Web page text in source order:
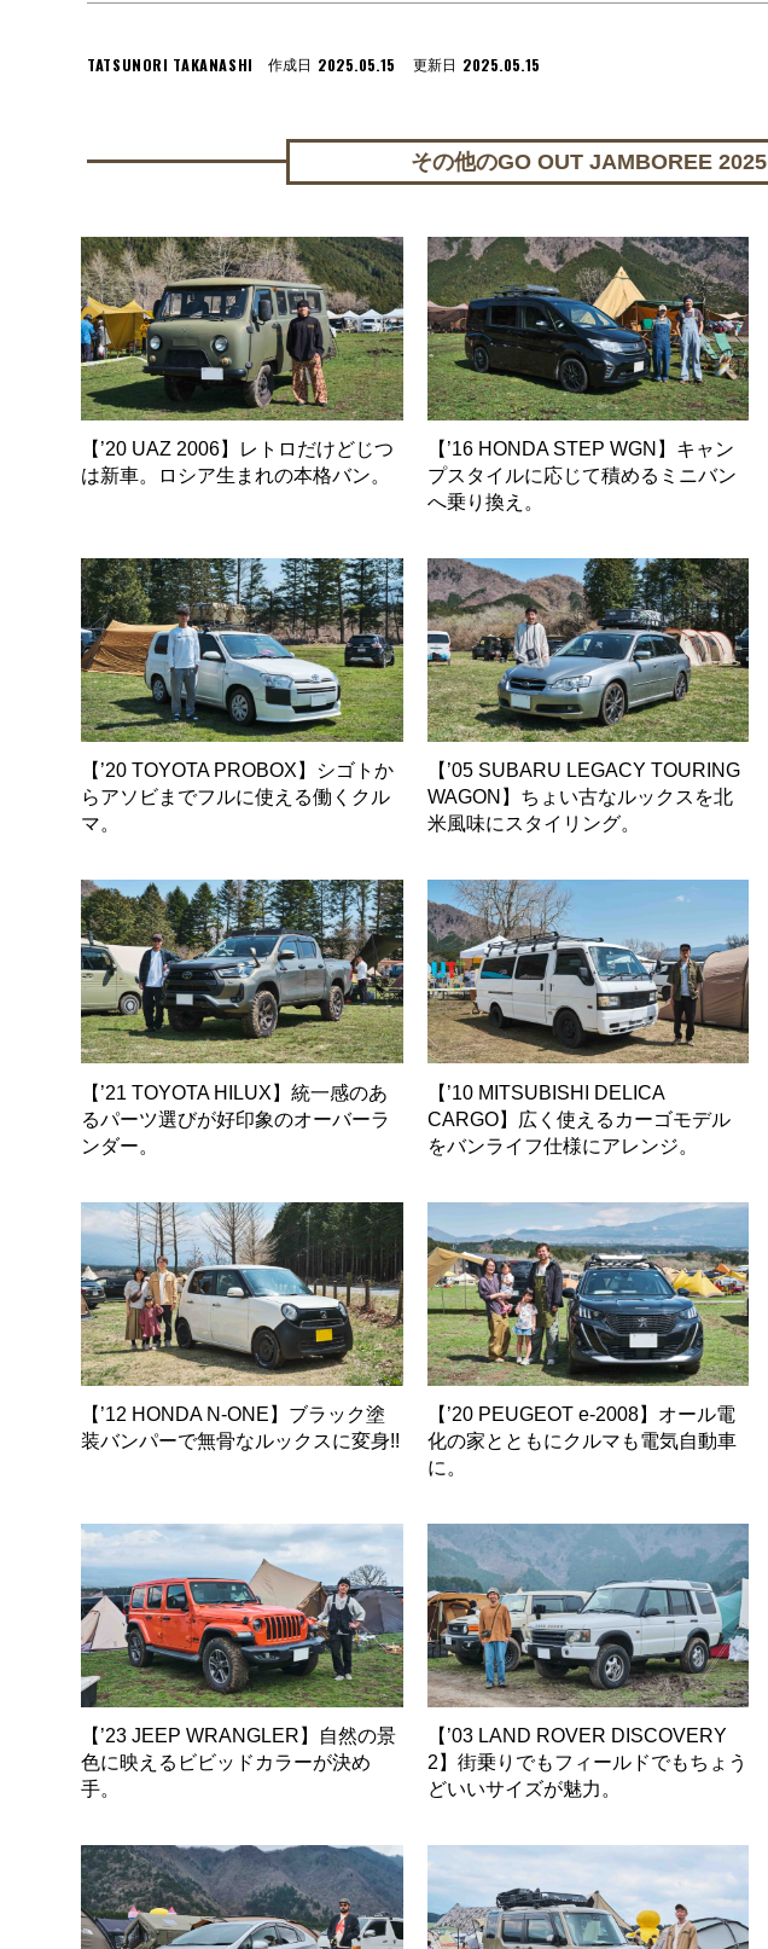
TATSUNORI TAKANASHI 作成日 2025.05.15 更新日 2025.05.15
その他のGO OUT JAMBOREE 2025
【’20 UAZ 2006】レトロだけどじつ
は新車。ロシア生まれの本格バン。
【’16 HONDA STEP WGN】キャン
プスタイルに応じて積めるミニバン
へ乗り換え。
【’20 TOYOTA PROBOX】シゴトか
らアソビまでフルに使える働くクル
マ。
【’05 SUBARU LEGACY TOURING
WAGON】ちょい古なルックスを北
米風味にスタイリング。
【’21 TOYOTA HILUX】統一感のあ
るパーツ選びが好印象のオーバーラ
ンダー。
【’10 MITSUBISHI DELICA
CARGO】広く使えるカーゴモデル
をバンライフ仕様にアレンジ。
【’12 HONDA N-ONE】ブラック塗
装バンパーで無骨なルックスに変身!!
【’20 PEUGEOT e-2008】オール電
化の家とともにクルマも電気自動車
に。
【’23 JEEP WRANGLER】自然の景
色に映えるビビッドカラーが決め
手。
【’03 LAND ROVER DISCOVERY
2】街乗りでもフィールドでもちょう
どいいサイズが魅力。